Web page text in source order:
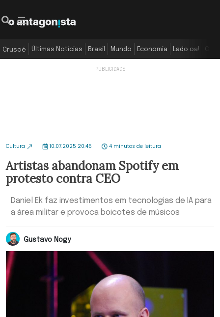
Crusoé Últimas Notícias Brasil Mundo Economia Lado oa!
Cultura 10.07.2025 20:45 4 minutos de leitura
Artistas abandonam Spotify em
protesto contra CEO
Daniel Ek faz investimentos em tecnologias de IA para
a área militar e provoca boicotes de músicos
Gustavo Nogy